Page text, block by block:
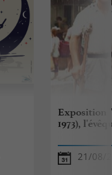
Exposition
1973),
21/08/